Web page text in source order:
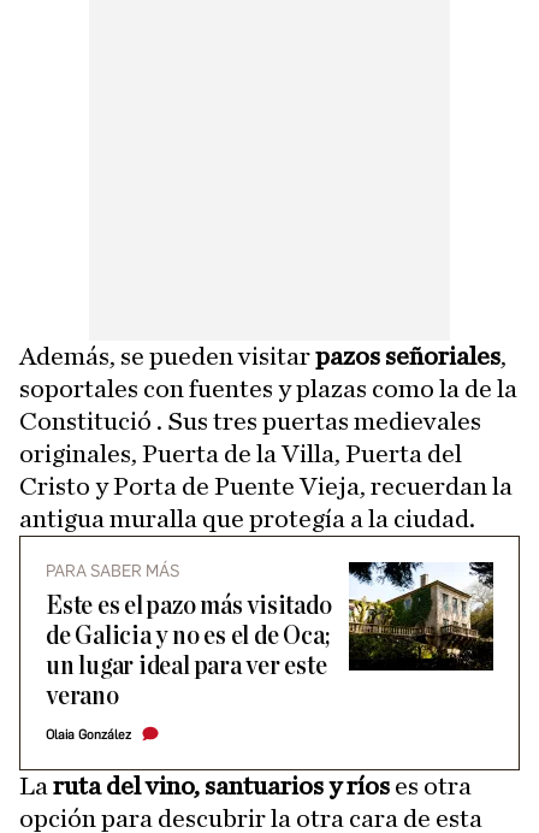
Además, se pueden visitarpazos señoriales,
soportales con fuentes y plazas como la de la
Constitució . Sus tres puertas medievales
originales, Puerta de la Villa, Puerta del
Cristo y Porta de Puente Vieja, recuerdan la
antigua muralla que protegía a la ciudad.
PARA SABER MÁS
Este es el pazo más visitado
de Galicia y no es el de Oca;
un lugar ideal para ver este
verano
Olaia González
La ruta del vino, santuarios y ríos es otra
opción para descubrir la otra cara de esta